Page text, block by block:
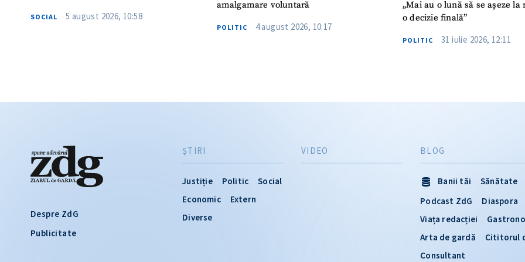
SOCIAL 5 august 2026, 10:58
amalgamare voluntară
POLITIC 4 august 2026, 10:17
„Mai au o lună să se așeze la
o decizie finală”
POLITIC 31 iulie 2026, 12:11
Despre ZdG
Publicitate
ŞTIRI
Justiție Politic
Social
Economic
Extern
Diverse
VIDEO BLOG
Banii tăi
Sănătate
Podcast ZdG
Diaspora
Viața redacției
Arta de gardă
Cititorul
Consultant